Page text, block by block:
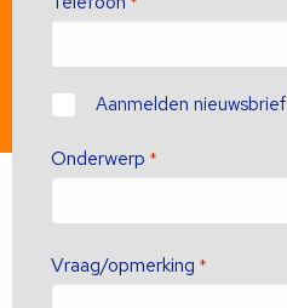
ContactAanmelden nieuwsbrief
Onderwerp *
Vraag/opmerking *